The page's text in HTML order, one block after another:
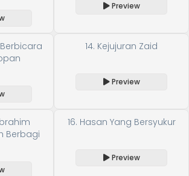
Preview
14. Kejujuran Zaid
Preview
Berbagi
16. Hasan Yang Bersyukur
Preview